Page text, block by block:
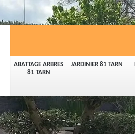
ABATTAGE ARBRES
81 TARN
JARDINIER 81 TARN